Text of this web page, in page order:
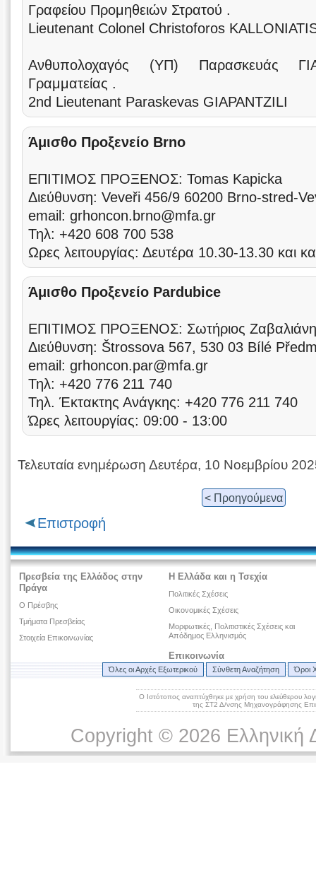
Γραφείου Προμηθειών Στρατού .
Lieutenant Colonel Christoforos
Ανθυπολοχαγός (ΥΠ) Παρασκευάς
Γραμματείας .
2nd Lieutenant Paraskevas GIAPANTZILI
Άμισθο Προξενείο Brno
ΕΠΙΤΙΜΟΣ ΠΡΟΞΕΝΟΣ: Tomas Kapicka
Διεύθυνση: Veveři 456/9 60200 Brno-stred-
email: grhoncon.brno@mfa.gr
Τηλ: +420 608 700 538
Ωρες λειτουργίας: Δευτέρα 10.30-13.30 και
Άμισθο Προξενείο Pardubice
ΕΠΙΤΙΜΟΣ ΠΡΟΞΕΝΟΣ: Σωτήριος
Διεύθυνση: Štrossova 567, 530 03 Bílé
email: grhoncon.par@mfa.gr
Τηλ: +420 776 211 740
Τηλ. Έκτακτης Ανάγκης: +420 776 211 740
Ώρες λειτουργίας: 09:00 - 13:00
Τελευταία ενημέρωση Δευτέρα, 10 Νοεμβρίου
< Προηγούμενα
Επιστροφή
Πρεσβεία της Ελλάδος στην
Πράγα
Ο Πρέσβης
Τμήματα Πρεσβείας
Στοιχεία Επικοινωνίας
Η Ελλάδα και η Τσεχία
Πολιτικές Σχέσεις
Οικονομικές Σχέσεις
Μορφωτικές, Πολιτιστικές Σχέσεις και
Απόδημος Ελληνισμός
Επικοινωνία
Όλες οι Αρχές Εξωτερικού Σύνθετη Αναζήτηση Όροι
Ο Ιστότοπος αναπτύχθηκε με χρήση του ελεύθερου
της ΣΤ2 Δ/νσης Μηχανογράφησης
Copyright © 2026